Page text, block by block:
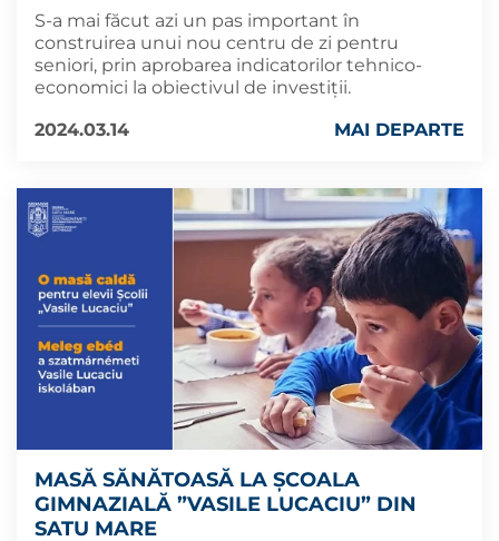
S-a mai făcut azi un pas important în
construirea unui nou centru de zi pentru
seniori, prin aprobarea indicatorilor tehnico-
economici la obiectivul de investiții.
2024.03.14
MAI DEPARTE
MASĂ SĂNĂTOASĂ LA ȘCOALA
GIMNAZIALĂ ”VASILE LUCACIU” DIN
SATU MARE